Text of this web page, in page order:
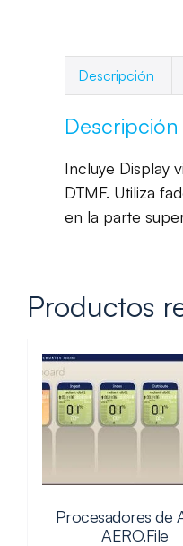
Descripción
Descripción
Incluye Display
DTMF. Utiliza
en la parte
Productos
Procesadores de
AERO.File